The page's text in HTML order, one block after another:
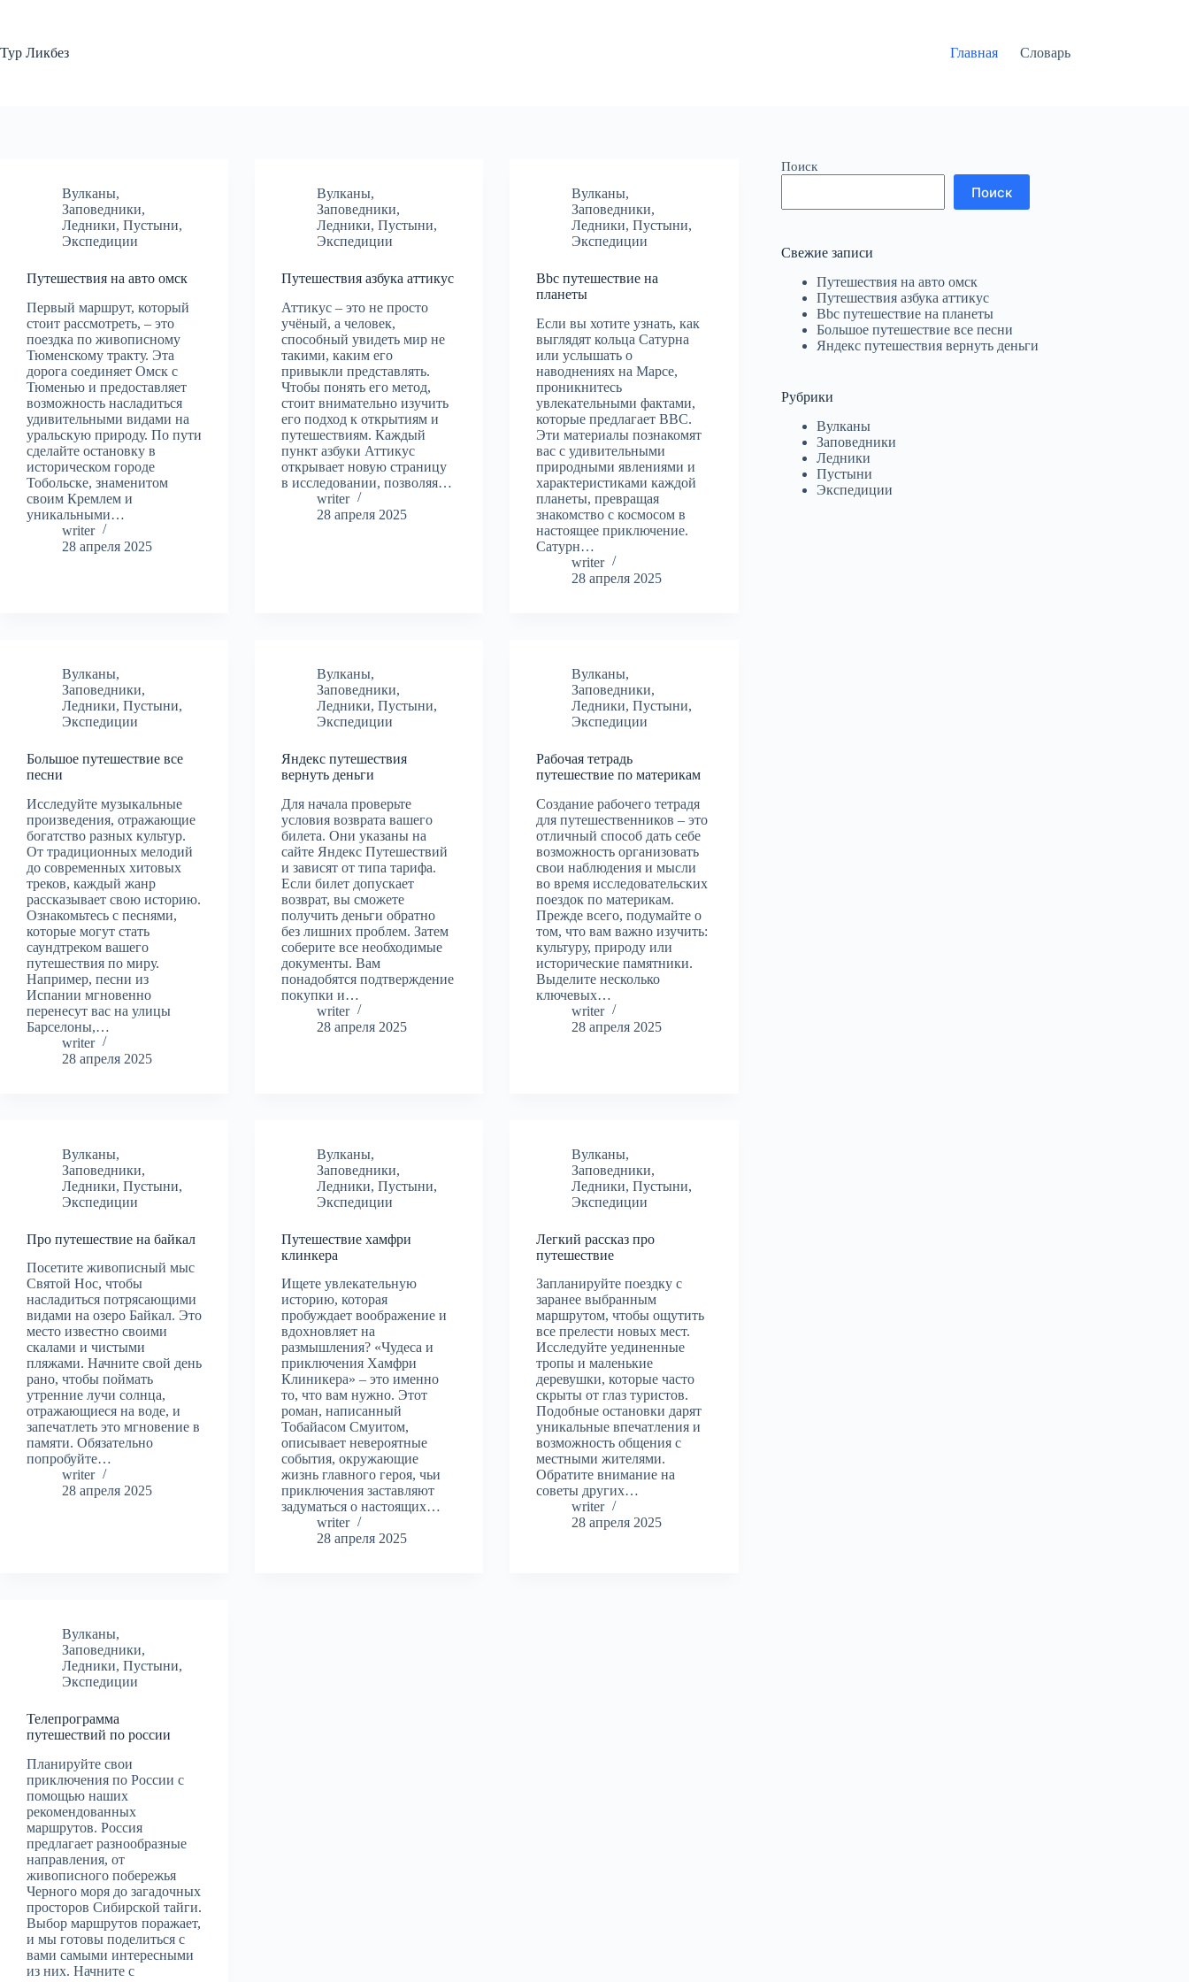
Тур Ликбез
Главная Словарь
Вулканы,
Заповедники,
Ледники, Пустыни,
Экспедиции
Путешествия на авто омск
Первый маршрут, который
стоит рассмотреть, – это
поездка по живописному
Тюменскому тракту. Эта
дорога соединяет Омск с
Тюменью и предоставляет
возможность насладиться
удивительными видами на
уральскую природу. По пути
сделайте остановку в
историческом городе
Тобольске, знаменитом
своим Кремлем и
уникальными…
writer
28 апреля 2025
Вулканы,
Заповедники,
Ледники,Пустыни,
Экспедиции
Путешествия азбука аттикус
Аттикус – это не просто
учёный, а человек,
способный увидеть мир не
такими, каким его
привыкли представлять.
Чтобы понять его метод,
стоит внимательно изучить
его подход к открытиям и
путешествиям. Каждый
пункт азбуки Аттикус
открывает новую страницу
в исследовании, позволяя…
writer
28 апреля 2025
Вулканы,
Заповедники,
Ледники,Пустыни,
Экспедиции
Bbc путешествие на
планеты
Если вы хотите узнать, как
выглядят кольца Сатурна
или услышать о
наводнениях на Марсе,
проникнитесь
увлекательными фактами,
которые предлагает BBC.
Эти материалы познакомят
вас с удивительными
природными явлениями и
характеристиками каждой
планеты, превращая
знакомство с космосом в
настоящее приключение.
Сатурн…
writer
28 апреля 2025
Вулканы,
Заповедники,
Ледники, Пустыни,
Экспедиции
Большое путешествие все
песни
Исследуйте музыкальные
произведения, отражающие
богатство разных культур.
От традиционных мелодий
до современных хитовых
треков, каждый жанр
рассказывает свою историю.
Ознакомьтесь с песнями,
которые могут стать
саундтреком вашего
путешествия по миру.
Например, песни из
Испании мгновенно
перенесут вас на улицы
Барселоны,…
writer
28 апреля 2025
Вулканы,
Заповедники,
Ледники,Пустыни,
Экспедиции
Яндекс путешествия
вернуть деньги
Для начала проверьте
условия возврата вашего
билета. Они указаны на
сайте Яндекс Путешествий
и зависят от типа тарифа.
Если билет допускает
возврат, вы сможете
получить деньги обратно
без лишних проблем. Затем
соберите все необходимые
документы. Вам
понадобятся подтверждение
покупки и…
writer
28 апреля 2025
Вулканы,
Заповедники,
Ледники,Пустыни,
Экспедиции
Рабочая тетрадь
путешествие по материкам
Создание рабочего тетрадя
для путешественников – это
отличный способ дать себе
возможность организовать
свои наблюдения и мысли
во время исследовательских
поездок по материкам.
Прежде всего, подумайте о
том, что вам важно изучить:
культуру, природу или
исторические памятники.
Выделите несколько
ключевых…
writer
28 апреля 2025
Вулканы,
Заповедники,
Ледники, Пустыни,
Экспедиции
Про путешествие на байкал
Посетите живописный мыс
Святой Нос, чтобы
насладиться потрясающими
видами на озеро Байкал. Это
место известно своими
скалами и чистыми
пляжами. Начните свой день
рано, чтобы поймать
утренние лучи солнца,
отражающиеся на воде, и
запечатлеть это мгновение в
памяти. Обязательно
попробуйте…
writer
28 апреля 2025
Вулканы,
Заповедники,
Ледники,Пустыни,
Экспедиции
Путешествие хамфри
клинкера
Ищете увлекательную
историю, которая
пробуждает воображение и
вдохновляет на
размышления? «Чудеса и
приключения Хамфри
Клиникера» – это именно
то, что вам нужно. Этот
роман, написанный
Тобайасом Смуитом,
описывает невероятные
события, окружающие
жизнь главного героя, чьи
приключения заставляют
задуматься о настоящих…
writer
28 апреля 2025
Вулканы,
Заповедники,
Ледники,Пустыни,
Экспедиции
Легкий рассказ про
путешествие
Запланируйте поездку с
заранее выбранным
маршрутом, чтобы ощутить
все прелести новых мест.
Исследуйте уединенные
тропы и маленькие
деревушки, которые часто
скрыты от глаз туристов.
Подобные остановки дарят
уникальные впечатления и
возможность общения с
местными жителями.
Обратите внимание на
советы других…
writer
28 апреля 2025
Вулканы,
Заповедники,
Ледники, Пустыни,
Экспедиции
Телепрограмма
путешествий по россии
Планируйте свои
приключения по России с
помощью наших
рекомендованных
маршрутов. Россия
предлагает разнообразные
направления, от
живописного побережья
Черного моря до загадочных
просторов Сибирской тайги.
Выбор маршрутов поражает,
и мы готовы поделиться с
вами самыми интересными
из них. Начните с
Поиск
Поиск
Свежие записи
Путешествия на авто омск
Путешествия азбука аттикус
Bbc путешествие на планеты
Большое путешествие все песни
Яндекс путешествия вернуть деньги
Рубрики
Вулканы
Заповедники
Ледники
Пустыни
Экспедиции